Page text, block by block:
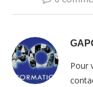
Pour